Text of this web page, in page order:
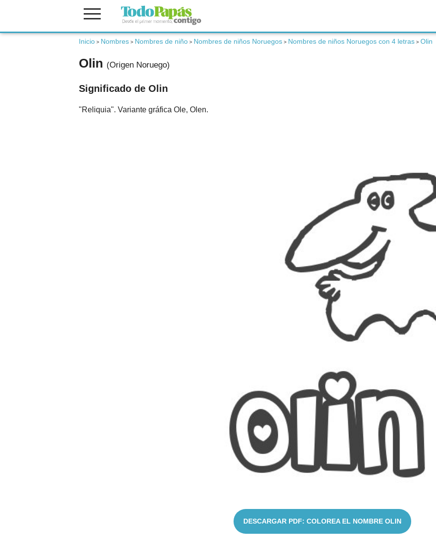
Inicio > Nombres > Nombres de niño > Nombres de niños Noruegos > Nombres de niños Noruegos con 4 letras > Olin
Olin (Origen Noruego)
Significado de Olin
"Reliquia". Variante gráfica Ole, Olen.
DESCARGAR PDF: COLOREA EL NOMBRE OLIN